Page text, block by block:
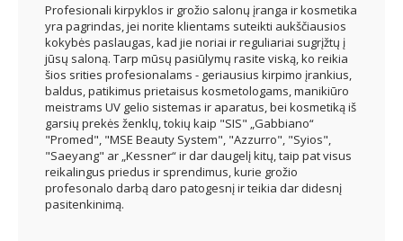
Profesionali kirpyklos ir grožio salonų įranga ir kosmetika
yra pagrindas, jei norite klientams suteikti aukščiausios
kokybės paslaugas, kad jie noriai ir reguliariai sugrįžtų į
jūsų saloną. Tarp mūsų pasiūlymų rasite viską, ko reikia
šios srities profesionalams - geriausius kirpimo įrankius,
baldus, patikimus prietaisus kosmetologams, manikiūro
meistrams UV gelio sistemas ir aparatus, bei kosmetiką iš
garsių prekės ženklų, tokių kaip "SIS" „Gabbiano“
"Promed", "MSE Beauty System", "Azzurro", "Syios",
"Saeyang" ar „Kessner“ ir dar daugelį kitų, taip pat visus
reikalingus priedus ir sprendimus, kurie grožio
profesonalo darbą daro patogesnį ir teikia dar didesnį
pasitenkinimą.